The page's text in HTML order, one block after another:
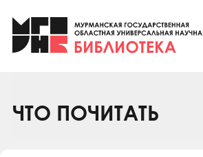
Клуб «Гиря и сельдерей»
Клуб «Семейный архив»
Коллегам
ЧТО ПОЧИТАТЬ